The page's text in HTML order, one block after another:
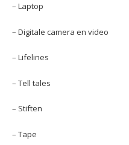
– Laptop
– Digitale camera en video
– Lifelines
– Tell tales
– Stiften
– Tape